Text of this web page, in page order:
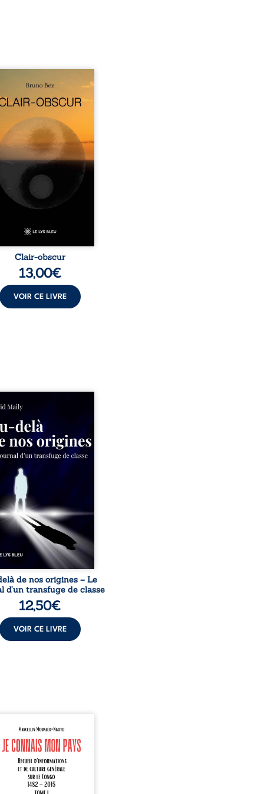
en alexandrins, Clair-
aborde la spiritualité,
humaines, la
d’expériences
Entre clarté et
les poèmes
les observations et
façonnés au fil
vie. Ils portent un regard
sur l’existence et le
contemporain, invitant
à questionner ses ...
Clair-obscur
13,00€
VOIR CE LIVRE
un milieu populaire où
et les fractures
tenaient lieu de
David a choisi la
Très tôt, l’école et les
deviennent ses armes de
sociale. S’arracher à
exige pourtant un
Pris entre deux
l’homme réalise que
professionnels ne
guérissent ni ...
de nos origines – Le
d’un transfuge de classe
12,50€
VOIR CE LIVRE
mon pays se
comme une œuvre de
et d’éveil civique,
à raviver la mémoire
En retraçant les
étapes de l’histoire
il entend combattre